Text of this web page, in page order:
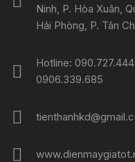
Ninh, P. Hòa Xuân,
Hải Phòng, P. Tân
Hotline:
0906.339.685